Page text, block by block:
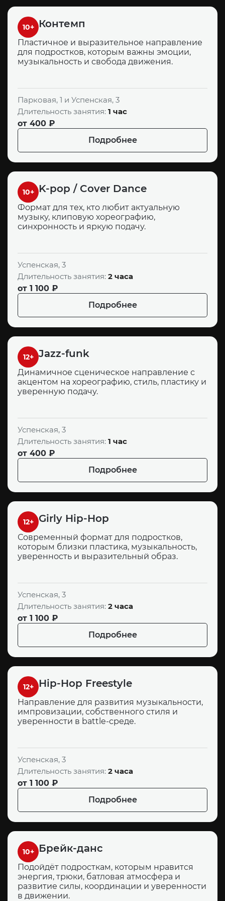
10+ Контемп
Пластичное и выразительное направление
для подростков, которым важны эмоции,
музыкальность и свобода движения.
Парковая, 1 и Успенская, 3
Длительность занятия: 1 час
от 400 ₽
Подробнее
10+ K-pop / Cover Dance
Формат для тех, кто любит актуальную
музыку, клиповую хореографию,
синхронность и яркую подачу.
Успенская, 3
Длительность занятия: 2 часа
от 1 100 ₽
Подробнее
12+ Jazz-funk
Динамичное сценическое направление с
акцентом на хореографию, стиль, пластику и
уверенную подачу.
Успенская, 3
Длительность занятия: 1 час
от 400 ₽
Подробнее
12+ Girly Hip-Hop
Современный формат для подростков,
которым близки пластика, музыкальность,
уверенность и выразительный образ.
Успенская, 3
Длительность занятия: 2 часа
от 1 100 ₽
Подробнее
12+ Hip-Hop Freestyle
Направление для развития музыкальности,
импровизации, собственного стиля и
уверенности в battle-среде.
Успенская, 3
Длительность занятия: 2 часа
от 1 100 ₽
Подробнее
10+ Брейк-данс
Подойдёт подросткам, которым нравится
энергия, трюки, батловая атмосфера и
развитие силы, координации и уверенности
в движении.